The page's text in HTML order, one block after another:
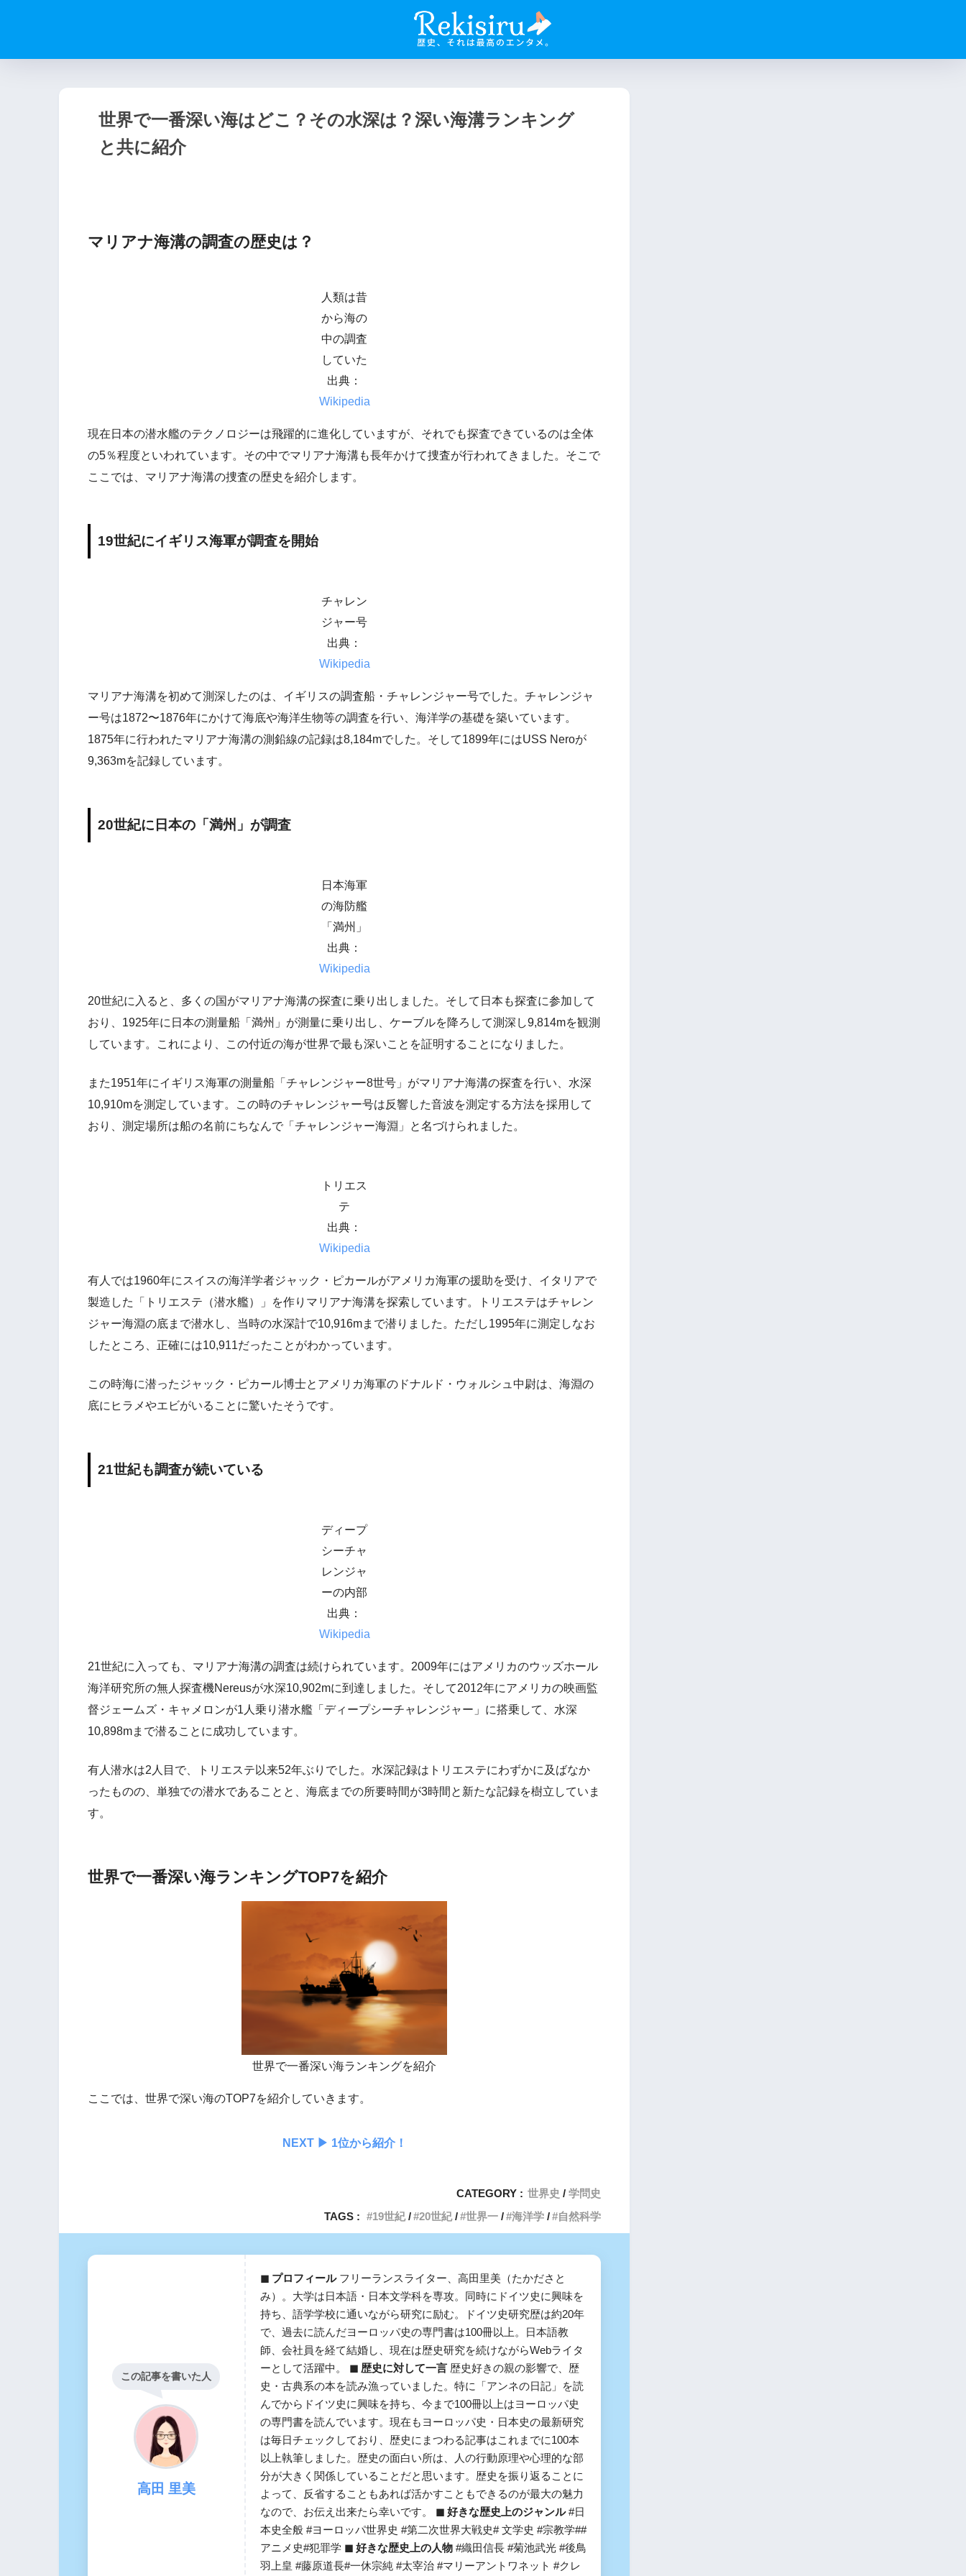
世界で一番深い海はどこ？その水深は？深い海溝ランキング
と共に紹介
マリアナ海溝の調査の歴史は？
人類は昔
から海の
中の調査
していた
出典：
Wikipedia
現在日本の潜水艦のテクノロジーは飛躍的に進化していますが、それでも探査できているのは全体
の5％程度といわれています。その中でマリアナ海溝も長年かけて捜査が行われてきました。そこで
ここでは、マリアナ海溝の捜査の歴史を紹介します。
19世紀にイギリス海軍が調査を開始
チャレン
ジャー号
出典：
Wikipedia
マリアナ海溝を初めて測深したのは、イギリスの調査船・チャレンジャー号でした。チャレンジャ
ー号は1872〜1876年にかけて海底や海洋生物等の調査を行い、海洋学の基礎を築いています。
1875年に行われたマリアナ海溝の測鉛線の記録は8,184mでした。そして1899年にはUSS Neroが
9,363mを記録しています。
20世紀に日本の「満州」が調査
日本海軍
の海防艦
「満州」
出典：
Wikipedia
20世紀に入ると、多くの国がマリアナ海溝の探査に乗り出しました。そして日本も探査に参加して
おり、1925年に日本の測量船「満州」が測量に乗り出し、ケーブルを降ろして測深し9,814mを観測
しています。これにより、この付近の海が世界で最も深いことを証明することになりました。
また1951年にイギリス海軍の測量船「チャレンジャー8世号」がマリアナ海溝の探査を行い、水深
10,910mを測定しています。この時のチャレンジャー号は反響した音波を測定する方法を採用して
おり、測定場所は船の名前にちなんで「チャレンジャー海淵」と名づけられました。
トリエス
テ
出典：
Wikipedia
有人では1960年にスイスの海洋学者ジャック・ピカールがアメリカ海軍の援助を受け、イタリアで
製造した「トリエステ（潜水艦）」を作りマリアナ海溝を探索しています。トリエステはチャレン
ジャー海淵の底まで潜水し、当時の水深計で10,916mまで潜りました。ただし1995年に測定しなお
したところ、正確には10,911だったことがわかっています。
この時海に潜ったジャック・ピカール博士とアメリカ海軍のドナルド・ウォルシュ中尉は、海淵の
底にヒラメやエビがいることに驚いたそうです。
21世紀も調査が続いている
ディープ
シーチャ
レンジャ
ーの内部
出典：
Wikipedia
21世紀に入っても、マリアナ海溝の調査は続けられています。2009年にはアメリカのウッズホール
海洋研究所の無人探査機Nereusが水深10,902mに到達しました。そして2012年にアメリカの映画監
督ジェームズ・キャメロンが1人乗り潜水艦「ディープシーチャレンジャー」に搭乗して、水深
10,898mまで潜ることに成功しています。
有人潜水は2人目で、トリエステ以来52年ぶりでした。水深記録はトリエステにわずかに及ばなか
ったものの、単独での潜水であることと、海底までの所要時間が3時間と新たな記録を樹立していま
す。
世界で一番深い海ランキングTOP7を紹介
世界で一番深い海ランキングを紹介
ここでは、世界で深い海のTOP7を紹介していきます。
NEXT ▶︎ 1位から紹介！
CATEGORY : 世界史
学問史
TAGS :
19世紀 20世紀 世界一 海洋学 自然科学
この記事を書いた人
高田 里美
◼︎ プロフィールフリーランスライター、高田里美（たかださと
み）。大学は日本語・日本文学科を専攻。同時にドイツ史に興味を
持ち、語学学校に通いながら研究に励む。ドイツ史研究歴は約20年
で、過去に読んだヨーロッパ史の専門書は100冊以上。日本語教
師、会社員を経て結婚し、現在は歴史研究を続けながらWebライタ
ーとして活躍中。 ◼︎ 歴史に対して一言 歴史好きの親の影響で、歴
史・古典系の本を読み漁っていました。特に「アンネの日記」を読
んでからドイツ史に興味を持ち、今まで100冊以上はヨーロッパ史
の専門書を読んでいます。現在もヨーロッパ史・日本史の最新研究
は毎日チェックしており、歴史にまつわる記事はこれまでに100本
以上執筆しました。歴史の面白い所は、人の行動原理や心理的な部
分が大きく関係していることだと思います。歴史を振り返ることに
よって、反省することもあれば活かすこともできるのが最大の魅力
なので、お伝え出来たら幸いです。 ◼︎ 好きな歴史上のジャンル#日
本史全般 #ヨーロッパ世界史 #第二次世界大戦史# 文学史 #宗教学##
アニメ史#犯罪学 ◼︎ 好きな歴史上の人物 #織田信長 #菊池武光 #後鳥
羽上皇 #藤原道長#一休宗純 #太宰治 #マリーアントワネット #クレ